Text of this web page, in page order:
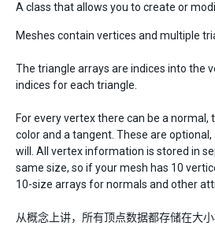
A class that allows you to create or
Meshes contain vertices and multiple
The triangle arrays are indices into the
indices for each triangle.
For every vertex there can be a normal,
color and a tangent. These are
will. All vertex information is stored in
same size, so if your mesh has 10
10-size arrays for normals and other
从概念上讲，所有顶点数据都存储在大